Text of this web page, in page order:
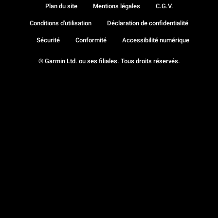
© Garmin Ltd. ou ses filiales. Tous droits réservés.
Plan du site Mentions légales C.G.V.
Conditions d'utilisation Déclaration de confidentialité
Sécurité Conformité Accessibilité numérique